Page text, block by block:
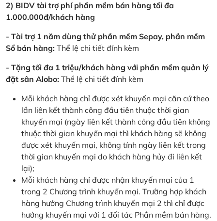
2) BIDV tài trợ phí phần mềm bán hàng tối đa
1.000.000đ/khách hàng
- Tài trợ 1 năm dùng thử phần mềm Sepay, phần mềm
Sổ bán hàng: Thể lệ chi tiết đính kèm
- Tặng tối đa 1 triệu/khách hàng với phần mềm quản lý
đặt sân Alobo: Thể lệ chi tiết đính kèm
Mỗi khách hàng chỉ được xét khuyến mại căn cứ theo
lần liên kết thành công đầu tiên thuộc thời gian
khuyến mại (ngày liên kết thành công đầu tiên không
thuộc thời gian khuyến mại thì khách hàng sẽ không
được xét khuyến mại, không tính ngày liên kết trong
thời gian khuyến mại do khách hàng hủy đi liên kết
lại);
Mỗi khách hàng chỉ được nhận khuyến mại của 1
trong 2 Chương trình khuyến mại. Trường hợp khách
hàng hưởng Chương trình khuyến mại 2 thì chỉ được
hưởng khuyến mại với 1 đối tác Phần mềm bán hàng,